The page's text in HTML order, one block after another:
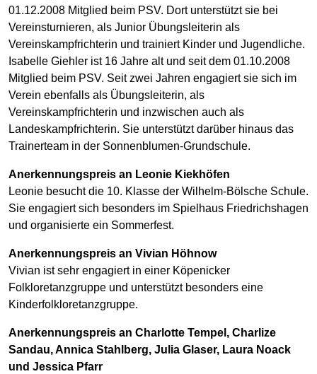
01.12.2008 Mitglied beim PSV. Dort unterstützt sie bei
Vereinsturnieren, als Junior Übungsleiterin als
Vereinskampfrichterin und trainiert Kinder und Jugendliche.
Isabelle Giehler ist 16 Jahre alt und seit dem 01.10.2008
Mitglied beim PSV. Seit zwei Jahren engagiert sie sich im
Verein ebenfalls als Übungsleiterin, als
Vereinskampfrichterin und inzwischen auch als
Landeskampfrichterin. Sie unterstützt darüber hinaus das
Trainerteam in der Sonnenblumen-Grundschule.
Anerkennungspreis an Leonie Kiekhöfen
Leonie besucht die 10. Klasse der Wilhelm-Bölsche Schule.
Sie engagiert sich besonders im Spielhaus Friedrichshagen
und organisierte ein Sommerfest.
Anerkennungspreis an Vivian Höhnow
Vivian ist sehr engagiert in einer Köpenicker
Folkloretanzgruppe und unterstützt besonders eine
Kinderfolkloretanzgruppe.
Anerkennungspreis an Charlotte Tempel, Charlize
Sandau, Annica Stahlberg, Julia Glaser, Laura Noack
und Jessica Pfarr